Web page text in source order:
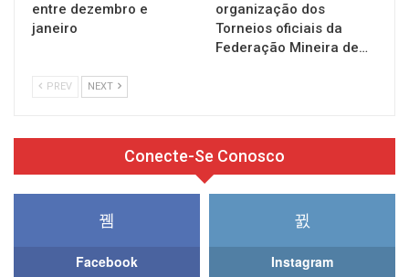
entre dezembro e
janeiro
organização dos
Torneios oficiais da
Federação Mineira de…
PREV NEXT
Conecte-Se Conosco
Facebook Instagram